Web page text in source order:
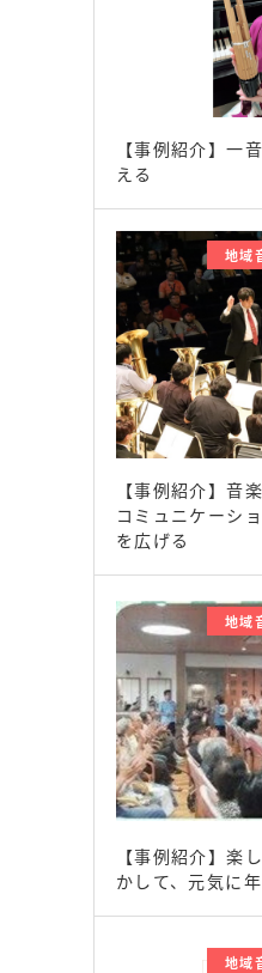
【事例紹介】一
える
地域
【事例紹介】音
コミュニケーシ
を広げる
地域
【事例紹介】楽
かして、元気に
地域